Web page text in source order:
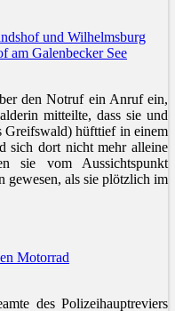
am Galenbecker See
den Notruf ein Anruf ein,
mitteilte, dass sie und
Greifswald) hüfttief in einem
sich dort nicht mehr alleine
sie vom Aussichtspunkt
gewesen, als sie plötzlich im
Motorrad
des Polizeihauptreviers